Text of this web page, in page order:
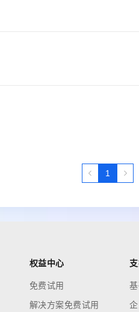
1
权益中心
免费试用
解决方案免费试用